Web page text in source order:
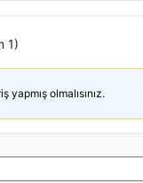
1)
olmalısınız.